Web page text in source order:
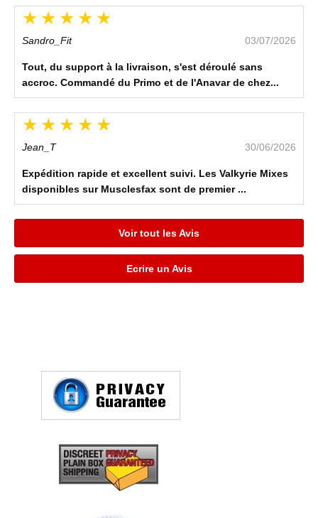
Sandro_Fit 03/07/2026
Tout, du support à la livraison, s'est déroulé sans
accroc. Commandé du Primo et de l'Anavar de chez...
Jean_T 30/06/2026
Expédition rapide et excellent suivi. Les Valkyrie Mixes
disponibles sur Musclesfax sont de premier ...
Voir tout les Avis
Ecrire un Avis